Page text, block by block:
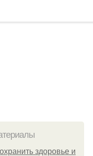
здоровье и